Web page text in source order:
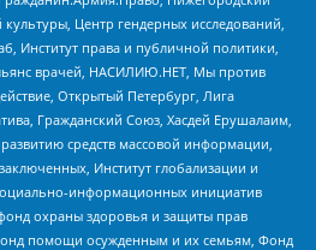
Центр гендерных исследований,
Институт права и публичной политики,
врачей, НАСИЛИЮ.НЕТ, Мы против
Открытый Петербург, Лига
Гражданский Союз, Хасдей Ерушалаим,
средств массовой информации,
Институт глобализации и
информационных инициатив
охраны здоровья и защиты прав
помощи осужденным и их семьям, Фонд